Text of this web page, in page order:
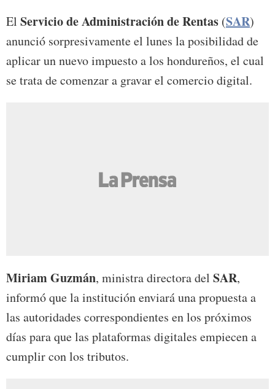
El Servicio de Administración de Rentas (SAR)
anunció sorpresivamente el lunes la posibilidad de
aplicar un nuevo impuesto a los hondureños, el cual
se trata de comenzar a gravar el comercio digital.
Miriam Guzmán, ministra directora del SAR,
informó que la institución enviará una propuesta a
las autoridades correspondientes en los próximos
días para que las plataformas digitales empiecen a
cumplir con los tributos.